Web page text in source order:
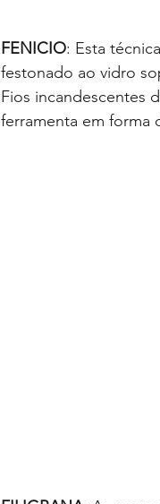
FENICIO: Esta
festonado ao vidro
Fios incandescentes
ferramenta em forma